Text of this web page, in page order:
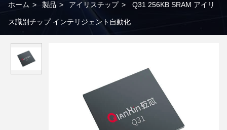
ホーム > 製品 > アイリスチップ > Q31 256KB SRAM アイリ
ス識別チップ インテリジェント自動化